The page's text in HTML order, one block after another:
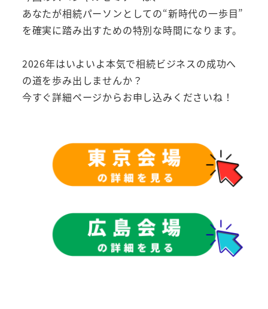
あなたが相続パーソンとしての“新時代の一歩目”
を確実に踏み出すための特別な時間になります。
2026年はいよいよ本気で相続ビジネスの成功へ
の道を歩み出しませんか？
今すぐ詳細ページからお申し込みくださいね！